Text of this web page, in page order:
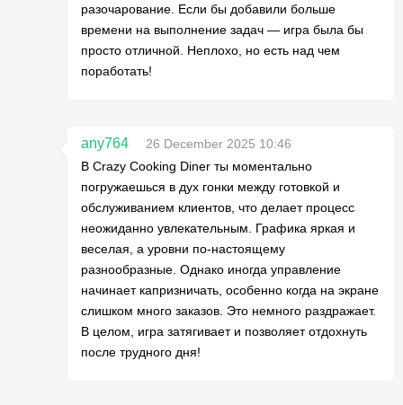
разочарование. Если бы добавили больше
времени на выполнение задач — игра была бы
просто отличной. Неплохо, но есть над чем
поработать!
any764
26 December 2025 10:46
В Crazy Cooking Diner ты моментально
погружаешься в дух гонки между готовкой и
обслуживанием клиентов, что делает процесс
неожиданно увлекательным. Графика яркая и
веселая, а уровни по-настоящему
разнообразные. Однако иногда управление
начинает капризничать, особенно когда на экране
слишком много заказов. Это немного раздражает.
В целом, игра затягивает и позволяет отдохнуть
после трудного дня!